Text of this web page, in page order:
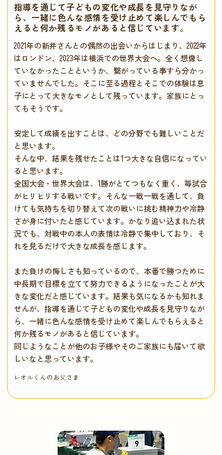
指導を通じて子どもの変化や成長を見守りなが
ら、一緒に色んな感情を受け止めて楽しんでもら
えると何か残るモノがあると信じています。
2021年の新井さんとの偶然の出会いからはじまり、2022年
はロンドン、2023年は横浜での世界大会へ。全く想像し
ていなかったことというか、繋がっている事すら分かっ
ていませんでした。そこに至る過程とそこでの体験は息
子にとって大きなモノとして残っています。家族にとっ
てもそうです。
安定して成績を出すことは、どの分野でも難しいことだ
と思います。
そんな中、結果を残せたことは1つ大きな自信になってい
ると思います。
全国大会・世界大会は、1勝がとてつもなく重く、毎試合
がヒリヒリする戦いです。そんな一戦一戦を通して、負
けても気持ちを切り替えて次の戦いに挑む精神力や冷静
さが身に付いたと感じています。かなり追い込まれた状
況でも、対戦中の本人の表情は冷静で集中しており、そ
れを見るだけで大きな成長を感じます。
また負けの悔しさも知っているので、本番で勝つために
中長期で目標を立てて努力できるようになったことが大
きな変化だと感じています。結果も気になるかも知れま
せんが、指導を通じて子どもの変化や成長を見守りなが
ら、一緒に色んな感情を受け止めて楽しんでもらえると
何か残るモノがあると信じています。
同じようなことが他のお子様やそのご家族にも届いて欲
しいなと思っています。
レオルくんのお父さま